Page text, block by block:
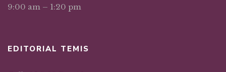
9:00 am – 1:20 pm
EDITORIAL TEMIS